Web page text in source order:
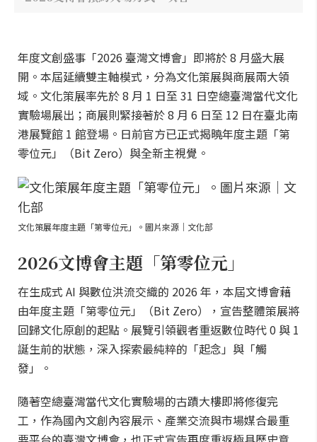
年度文創盛事「2026 臺灣文博會」即將於 8 月盛大展
開。本屆延續雙主軸模式，分為文化策展與商展兩大領
域。文化策展率先於 8 月 1 日至 31 日空總臺灣當代文化
實驗場展出；商展則緊接著於 8 月 6 日至 12 日在臺北南
港展覽館 1 館登場。日前官方已正式揭曉年度主題「第
零位元」（Bit Zero）與全新主視覺。
文化策展年度主題「第零位元」。圖片來源｜文化部
2026文博會主題「第零位元」
在生成式 AI 與數位洪流交織的 2026 年，本屆文博會藉
由年度主題「第零位元」（Bit Zero），宣告整體策展將
回歸文化原創的起點。展覽引領觀者重返數位時代 0 與 1
誕生前的狀態，深入探索最純粹的「起念」與「觸
發」。
隨著空總臺灣當代文化實驗場的古蹟大樓即將修復完
工，作為國內文創內容展示、產業交流與市場媒合最重